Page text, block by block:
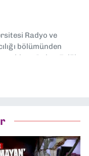
Radyo ve
bölümünden
oldum. Dokuz Eylül
üstleniyorum.